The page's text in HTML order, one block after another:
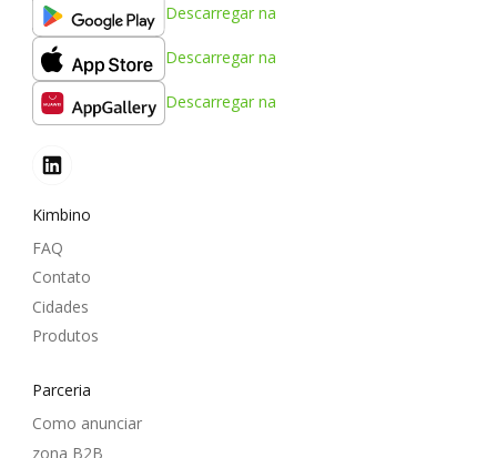
Descarregar na
Descarregar na
Descarregar na
Kimbino
FAQ
Contato
Cidades
Produtos
Parceria
Como anunciar
zona B2B